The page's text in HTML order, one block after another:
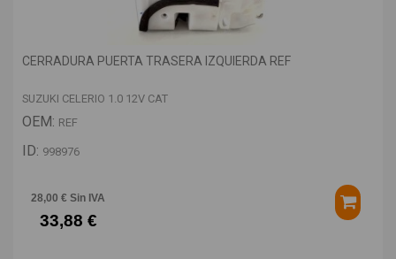
CERRADURA PUERTA TRASERA IZQUIERDA REF
SUZUKI CELERIO 1.0 12V CAT
OEM: REF
ID: 998976
28,00 € Sin IVA
33,88 €